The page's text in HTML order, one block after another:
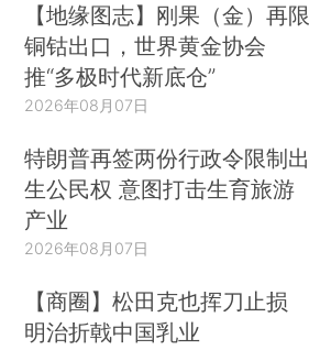
【地缘图志】刚果（金）再限
铜钴出口，世界黄金协会
推“多极时代新底仓”
2026年08月07日
特朗普再签两份行政令限制出
生公民权 意图打击生育旅游
产业
2026年08月07日
【商圈】松田克也挥刀止损
明治折戟中国乳业